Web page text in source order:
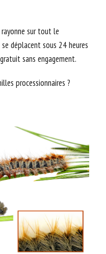
sur tout le
déplacent sous 24 heures
sans engagement.
processionnaires ?